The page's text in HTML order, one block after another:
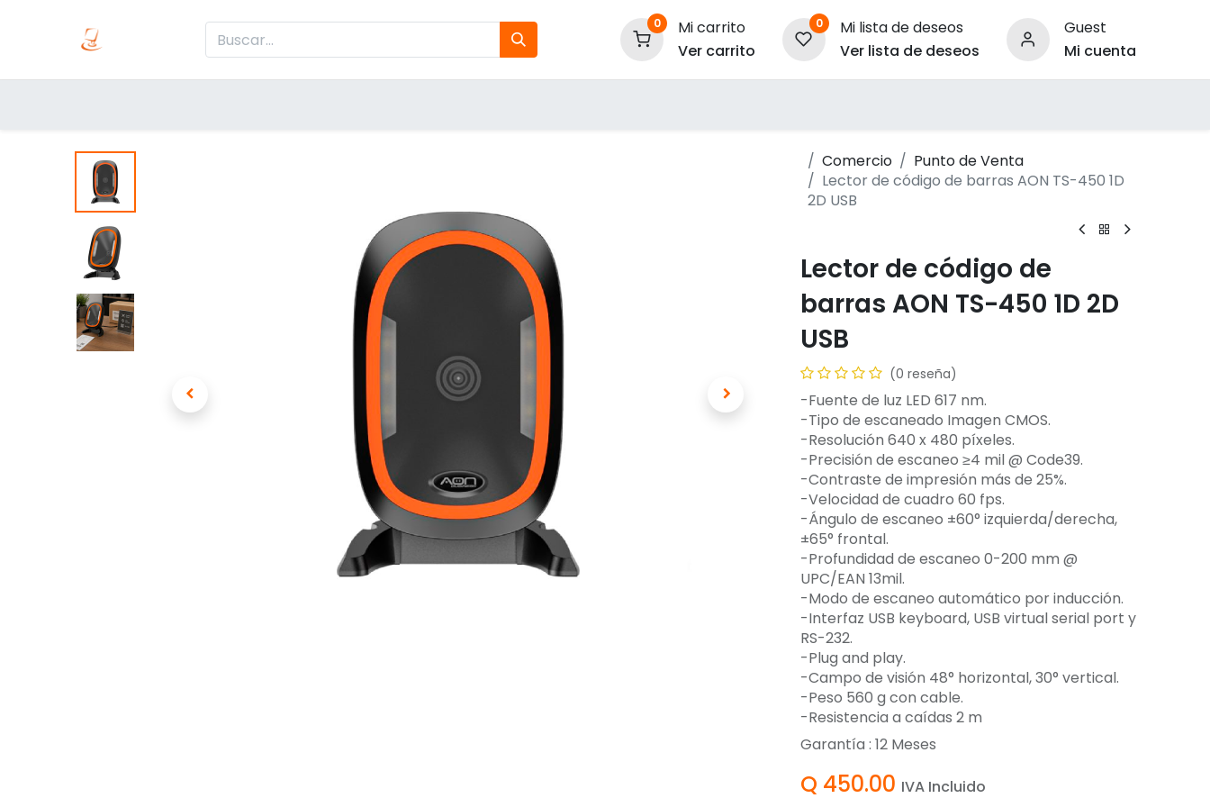
0
Mi carrito
Ver carrito
0
Mi lista de deseos
Ver lista de deseos
Guest
Mi cuenta
Comercio
Punto de Venta
Lector de código de barras AON TS-450 1D
2D USB
Lector de código de
barras AON TS-450 1D 2D
USB
(0 reseña)
-Fuente de luz LED 617 nm.
-Tipo de escaneado Imagen CMOS.
-Resolución 640 x 480 píxeles.
-Precisión de escaneo ≥4 mil @ Code39.
-Contraste de impresión más de 25%.
-Velocidad de cuadro 60 fps.
-Ángulo de escaneo ±60° izquierda/derecha,
±65° frontal.
-Profundidad de escaneo 0-200 mm @
UPC/EAN 13mil.
-Modo de escaneo automático por inducción.
-Interfaz USB keyboard, USB virtual serial port y
RS-232.
-Plug and play.
-Campo de visión 48° horizontal, 30° vertical.
-Peso 560 g con cable.
-Resistencia a caídas 2 m
Garantía : 12Meses
Q 450.00 IVA Incluido